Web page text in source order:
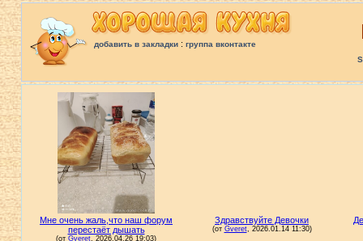
добавить в закладки: группа вконтакте